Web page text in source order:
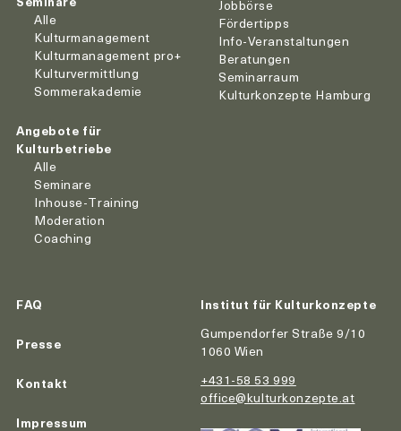
Alle
Kulturmanagement
Kulturmanagement pro+
Kulturvermittlung
Sommerakademie
Angebote für
Kulturbetriebe
Alle
Seminare
Inhouse-Training
Moderation
Coaching
Jobbörse
Fördertipps
Info-Veranstaltungen
Beratungen
Seminarraum
Kulturkonzepte Hamburg
FAQ
Presse
Kontakt
Impressum
Institut für Kulturkonzepte
Gumpendorfer Straße 9/10
1060 Wien
+431-58 53 999
office@kulturkonzepte.at